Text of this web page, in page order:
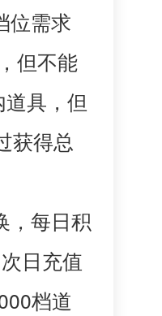
位需求
但不能
具，但
获得总
，每日积
日充值
档道